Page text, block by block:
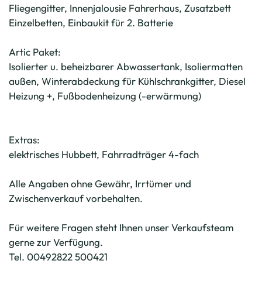
Fliegengitter, Innenjalousie Fahrerhaus, Zusatzbett
Einzelbetten, Einbaukit für 2. Batterie
Artic Paket:
Isolierter u. beheizbarer Abwassertank, Isoliermatten
außen, Winterabdeckung für Kühlschrankgitter, Diesel
Heizung +, Fußbodenheizung (-erwärmung)
Extras:
elektrisches Hubbett, Fahrradträger 4-fach
Alle Angaben ohne Gewähr, Irrtümer und
Zwischenverkauf vorbehalten.
Für weitere Fragen steht Ihnen unser Verkaufsteam
gerne zur Verfügung.
Tel. 00492822 500421